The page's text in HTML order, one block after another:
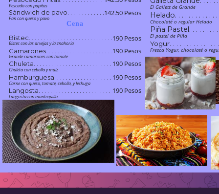
. . . . . . . . . . . . . . . . . . . . . .
. . . . . . . . . . . . . . . . . . . . . .
. . . . . . . . . . . . . . . . . . . . . .
. . . . . . . . . . . . . . . . . . . . . .
. . . . . . . . . . . . . . . . . . . . . .
. . . . . . . . . . . . . . . . . .
. . . . . . . . . . . . . . . . . . .
. . . . . . . . . . . . . . . . . . .
. . . . . . . . . . . . . . . . . . .
. . . . . . . . . . . . . . . . . . .
. . . . . . . . . . . . . . . . . . .
. . . . . . . . . . . . . . . . . . .
. . . . . . . . . . . . . . . . . . .
. . . . . . . . . . . . . . . . . . .
. . . . . . . . . . . . . . . . . . .
. . . . . . . . . . . . . . . . . . .
. . . . . . . . . . . . . . . . . . .
. . . . . . . . . . . . . . . .
. . . . . . . . . . . . . . . .
. . . . . . . . . . . . . . . .
. . . . . . . . . . . . . . . .
. . . . . . . . . . . . . . . .
. . . . . . . . . . . . . . . .
. . . . . . . . . . . . . . . .
. . . . . . . . . . . . . . . .
. . . . . . . . . . . . . . . .
. . . . . . . . . . . . . . . .
. . . . . . . . . . . . . . . .
. . . . . . . . . . . . . . . .
. . . . . . . . . . . . . . . .
. . . . . . . . . . . . . . . .
. . . . . . . . . . . . . . . .
. . . . . . . . . . . . . . . .
. . . . . . . . . . . . . . . .
. . . . . . . . . . . . . . . .
. . . . . . . . . . . .
. . . . . . . . . . . . . . . . . . .
. . . . . . . . . . . . . . . . . . .
. . . . . . . . . . . . . . . . . . .
. . . . . . . . . . . . . . . . . . .
. . . . . . . . . . . . . . . . . . .
. . . . . . . . . . . . . . . . . . .
. . . . . . . . . . . . . . . . . . .
. . . . . . . . . . . . . . . . . . .
. . . . . . . . . . . . . . . . . . .
. . . . . . . . . . . . . . . . . . .
. . . . . . . . . . . . . . . . . . .
. . . . . . . . . . . . . . . . . . .
. . . . . . . . . . . . . . . . . . .
. . . . . . . . . . . . . . . . . . .
. . . . . . . . . . . . . . . . . . .
. . . . . . . . . . . . . . . . . . .
. . . . . . . . . . . . . . . . . . .
. . . . . . . . . . . . . . . . . . .
. . . . . . . . . . . . . . . .
. . . . . . . . . . . . . . . . . . . . . . . . . . . .
. . . . . . . . . . . . . . . . . . . . . . . . . . . .
. . . . . . . . . . . . . . . . . . . . . . . . . . . .
. . . . . . . . . . . . . . . . . . . . . . . . . . . .
. . . . . . . . . . . . . . . . . . . . . . . . . . . .
. . . . . . . . . . . . . . . . . . . . . . . . . . . .
. . . . . . . . . . . . . . . . . . . . . . . . . . . .
. . . . . . . . . . . . . . . . . . . . . . . . . . . .
. . . . . . . . . . . . . . . . . . . . . . . . . . . .
. . . . . . . . . . . . . . . . . . . . . . . . . . . .
. . . . . . . . . . . . . . . . . . . . . . . . . . . .
. . . . . . . . . . . . . . . . . . . . . . . . . . . .
. . . . . . . . . . . . . . . . . . . . . . . . . . . .
. . . . . . . . . . . . . . . .
. . . . . . . . . . . . . . . .
. . . . . . . . . . . . . . . .
. . . . . . . . . . . . . . . .
. . . . . . . . . . . . . . . .
. . . . . . . . . . . . . . . .
. . . . . . . . . . . . . . . .
. . . . . . . . . . . . . . . .
. . . . . . . . . . . . . . . .
. . . . . . . . . . . . . . . .
. . . . . . . . . . . . . . . .
. . . . . . . . . . . . . . . .
. . . . . . . . . . . . . . . .
. . . . . . . . . . . . . . . .
. . . . . . . . . . . . . . . .
. . . . . . . . . . . . . . . .
. . . . . . . . . . . . . . . .
. . . . . . . . . . . . . . . .
. . . . . . . . . . . . . . . .
. . . . . . . . . . . . . . . .
. . . . . . . . . . . . . . . .
. . . . . . . . . . . . . . . .
. . . . . . . . . . . . . . . .
. . . . . . . . . . . . . . . .
. . . . . . . . . . . . . . . .
. . . . . . . . . . . . . . . .
. . . . . . . . . . . . . . . . . . . . . . . .
. . . . . . . . . . . . . . . . . . . . . . . .
. . . . . . . . . . . . . . . . . . . . . . . .
. . . . . . . . . . . . . . . . . . . . . . . .
. . . . . . . . . . . . . . . . . . . . . . . .
. . . . . . . . . . . . . . . . . . . . . . . .
. . . . . . . . . . . . . . . . . . . . . . . .
. . . . . . . . . . . . . . . . . . . . . . . .
. . . . . . . . . . . . . . . . . . . . . . . .
. . . . . . . . . . . . . . . . . . . . . . . .
. . . . . . . . . . . . . . . . . . . . . . . .
. . . . . . . . . . . . . . . . . . . . . . . .
. . . . . . . . . . . . . . . . . . . . . . . .
. . . . . . . . . . . . . . . . . . . . . . . .
. . . . . . . . . . . . . . . . . . . . . . . .
. . . . . . . . . . . . . . . . . . . . . . . .
. . . . . . . . . . . . . . . . . . . . . . . .
. . . . . . . . . . . . . . . . . . . . . . . .
. . . . . . . . . . . . . . . . . . . . . . . .
. . . . . . . . . . . . . . . . . . . . . . . .
. . . . . . . . . . . . . . . . . . . . . . . .
. . . . . . . . . . . . . . . . . . . . . . . .
. . . .
. . . . . . . . . . . . . . . . . . . . . .
. . . . . . . . . . . . . . . . . . . . . .
. . . . . . . . . . . . . . . . . . . . . .
. . . . . . . . . . . . . . . . . . . . . .
. . . . . . . . . . . . . . . . . . . . . .
. . . . . . . . . . . . . . . . . . . . . .
. . . . . . . . . . . . . . . . . . . . . .
. . . . . . . . . . . . . . . . . . . . . .
. . . . . . . . . . . . . . . . . . . . . .
. . . . . . . . . . . . . . . . . . . . . .
. . . . . . . . . . . . . . . . . . . . . .
. . . . . . . . . . . . . . . . . . . . . .
. . . . . . . . . . . . . . . . . . . . . .
. . . . . . . . . . . . . . . . . . . . . .
. . . . . . . . . . . . . . . . . . . . . .
. . . . . . . . . . . . . . . . . . . . . .
. . . . . . . . . . . . . . . . . . . . . .
. . . . . . . . . . . . . . . . . . . . . .
. . . . . . . . . . . . . . . . . . . . . .
. . . . . . . . . . . . . . . . . . . . . .
. . . . . . . . . . . . . . . . . . . . . .
. . . . . . . . . . . . . . . . . . . . . .
. . . . . . . . . . . . . . . . . . . . . .
. . . . . . . . . . . . . . . . . . . . . .
. . . . . . . . . . . . . . . . . . . . . .
. . . . . . . . . . . . . . . . . . . . . .
. . . . . . . . . . . . . . .
. . . . . . . . . . . . . . .
. . . . . . . . . . . . . . .
. . . . . . . . . . . . . . .
. . . . . . . . . . . . . . .
. . . . . . . . . . . . . . .
. . . . . . . . . . . . . . .
. . . . . . . . . . . . . . .
. . . . . . . . . . . . . . .
. . . . . . . . . . . . . . .
. . . . . . . . . . . . . . .
. . . . . . . . . . . . . . .
. . . . . . . . . . . . . . .
. . . . . . . . . . . . . . .
. . . . . . . . . . . . . . .
. . . . . . . . . . . . . . .
. . . . . . . . . . . . . . .
. . . . . . . . . . . . . . .
. . . . . . . . . . . . . . .
. . . . . . . . . . . . . . .
. . . . . . . . . . . . . . .
. . . . . . . . . . . . . . .
. . . . . . . . . . . . . . .
. . . . . . . . . . . . . . .
. . . . . . . . . . . . . . .
Pescado con papitas
Sándwich de pavo. . . . . . . . . . . . .
. . . . . . . . . . . . .
. . . . . . . . . . . . .
. . . . . . . . . . . . .
. . . . . . . . . . . . .
. . . . . . . . . . . . .
. . . . . . . . . . . . .
. . . . . . . . . . . . .
. . . . . . . . . . . . .
. . . . . . . . . . . . .
. . . . . . . . . . . . .
. . . . . . . . . . . . .
. . . . . . . . . . . . .
. . . . . . . . . . . . .
. . . . . . . . . . . . .
. . . . . . . . . . . . .
. . . . . . . . . . . . .
. . . . . . . . . . . . .
. . . . . . . . . . . . .
. . . . . . . . . . . . .
. . . . . . . . . . . . .
. . . . . . . . . . . . .
. . . . . . . . . . . . .
. . . . . . . . . . . . .
142.50 Pesos
Pan con queso y pavo
Cena
Bistec. . . . . . . . . . . . . . . . . . . . . . . . . . . . .
. . . . . . . . . . . . . . . . . . . . . . . . . . . . .
. . . . . . . . . . . . . . . . . . . . . . . . . . . . .
. . . . . . . . . . . . . . . . . . . . . . . . . . . . .
. . . . . . . . . . . . . . . . . . . . . . . . . . . . .
. . . . . . . . . . . . . . . . . . . . . . . . . . . . .
. . . . . . . . . . . . . . . . . . . . . . . . . . . . .
. . . . . . . . . . . . . . . . . . . . . . . . . . . . .
. . . . . . . . . . . . . . . . . . . . . . . . . . . . .
. . . . . . . . . . . . . . . . . . . . . . . . . . . . .
. . . . . . . . . . . . . . . . . . . . . . . . . . . . .
. . . . . . . . . . . . . . . . . . . . . . . . . . . . .
. . . . . . . . . . . . . . . . . . . . . . . . . . . . .
. . . . . . . . . . . . . . . . . . . . . . . . . . . . .
. . . . . . . . . . . . . . . . . . . . . . . . . . . . .
. . . . . . . . . . . . . . . . . . . . . . . . . . . . .
. . . . . . . . . . . . . . . . . . . . . . . . . . . . .
. . . . . . . . . . . . . . . . . . . . . . . . . . . . .
. . . . . . . . . . . . . . . . . . . . . . . . . . . . .
. . . . . . . . . . . . . . . . . . . . . . . . . . . . .
. . . . . . . . . . . . . . . . . . . . . . . . . . . . .
. . . . . . . . . . . . . . . . . . . . . . . . . . . . .
. . . . . . . . . . . . . . . . . . . . . . . . . . . . .
. . . .
190 Pesos
Bistec con las arvejas y la znahoria
Camarones. . . . . . . . . . . . . . . . . . . . . . .
. . . . . . . . . . . . . . . . . . . . . . .
. . . . . . . . . . . . . . . . . . . . . . .
. . . . . . . . . . . . . . . . . . . . . . .
. . . . . . . . . . . . . . . . . . . . . . .
. . . . . . . . . . . . . . . . . . . . . . .
. . . . . . . . . . . . . . . . . . . . . . .
. . . . . . . . . . . . . . . . . . . . . . .
. . . . . . . . . . . . . . . . . . . . . . .
. . . . . . . . . . . . . . . . . . . . . . .
. . . . . . . . . . . . . . . . . . . . . . .
. . . . . . . . . . . . . . . . . . . . . . .
. . . . . . . . . . . . . . . . . . . . . . .
. . . . . . . . . . . . . . . . . . . . . . .
. . . . . . . . . . . . . . . . . . . . . . .
. . . . . . . . . . . . . . . . . . . . . . .
. . . . . . . . . . . . . . . . . . . . . . .
. . . . . . . . . . . . . . . . . . . . . . .
. . . . . . . . . . . . . . . . . . . . . . .
. . . . . . . . . . . . . . . . . . . . . . .
. . . . . . . . . . . . . . . . . . . . . . .
. . . . . . . . . . . . . . . . . . . . . . .
190 Pesos
Grande camarones con tomate
Chuleta. . . . . . . . . . . . . . . . . . . . . . . . . . .
. . . . . . . . . . . . . . . . . . . . . . . . . . .
. . . . . . . . . . . . . . . . . . . . . . . . . . .
. . . . . . . . . . . . . . . . . . . . . . . . . . .
. . . . . . . . . . . . . . . . . . . . . . . . . . .
. . . . . . . . . . . . . . . . . . . . . . . . . . .
. . . . . . . . . . . . . . . . . . . . . . . . . . .
. . . . . . . . . . . . . . . . . . . . . . . . . . .
. . . . . . . . . . . . . . . . . . . . . . . . . . .
. . . . . . . . . . . . . . . . . . . . . . . . . . .
. . . . . . . . . . . . . . . . . . . . . . . . . . .
. . . . . . . . . . . . . . . . . . . . . . . . . . .
. . . . . . . . . . . . . . . . . . . . . . . . . . .
. . . . . . . . . . . . . . . . . . . . . . . . . . .
. . . . . . . . . . . . . . . . . . . . . . . . . . .
. . . . . . . . . . . . . . . . . . . . . . . . . . .
. . . . . . . . . . . . . . . . . . . . . . . . . . .
. . . . . . . . . . . . . . . . . . . . . . . . . . .
. . . . . . . . . . . . . . . . . . . . . . . . . . .
. . . . . . . . . . . . . . . . . . . . . . . . . . .
190 Pesos
Chuleta con cebolla y maíz
Hamburguesa
. . . . . . . . . . . . . . . . . . . .
. . . . . . . . . . . . . . . . . . . .
. . . . . . . . . . . . . . . . . . . .
. . . . . . . . . . . . . . . . . . . .
. . . . . . . . . . . . . . . . . . . .
. . . . . . . . . . . . . . . . . . . .
. . . . . . . . . . . . . . . . . . . .
. . . . . . . . . . . . . . . . . . . .
. . . . . . . . . . . . . . . . . . . .
. . . . . . . . . . . . . . . . . . . .
. . . . . . . . . . . . . . . . . . . .
. . . . . . . . . . . . . . . . . . . .
. . . . . . . . . . . . . . . . . . . .
. . . . . . . . . . . . . . . . . . . .
. . . . . . . . . . . . . . . . . . . .
190 Pesos
Carne con queso, tomate, cebolla, y lechuga
Langosta. . . . . . . . . . . . . . . . . . . . . . . . .
. . . . . . . . . . . . . . . . . . . . . . . . .
. . . . . . . . . . . . . . . . . . . . . . . . .
. . . . . . . . . . . . . . . . . . . . . . . . .
. . . . . . . . . . . . . . . . . . . . . . . . .
. . . . . . . . . . . . . . . . . . . . . . . . .
. . . . . . . . . . . . . . . . . . . . . . . . .
. . . . . . . . . . . . . . . . . . . . . . . . .
. . . . . . . . . . . . . . . . . . . . . . . . .
. . . . . . . . . . . . . . . . . . . . . . . . .
. . . . . . . . . . . . . . . . . . . . . . . . .
. . . . . . . . . . . . . . . . . . . . . . . . .
. . . . . . . . . . . . . . . . . . . . . . . . .
. . . . . . . . . . . . . . . . . . . . . . . . .
. . . . . . . . . . . . . . . . . . . . . . . . .
190 Pesos
Langosta con mantequilla
. . . . . . . . .
. . . . . . . . .
. . . . . . . . .
. . . . . . . . .
. . . . . . .
. . . . . . . . . .
. . . . . . . . . .
. . . . . . . . .
. . . . . . . . . .
. . . . . . . . . .
. . . . . . . . . .
. . . . . . . . . . . .
. . . . . . . . . . . .
. . . . . . . . . . . .
. . . . . . . . . . . .
. . . . . . . . . .
. . . . . . . . . . . .
. . . . . . . . . . . .
. . . . . . . . . . . .
. . . . . . . . . . . .
. . . . . . . . . . . .
. . . . . . . . . . . .
. . . . . . . . . .
. . . . . . . . . . . . . . . .
. . . . . . . . . . . . . . . .
. . . . . . . . . . . . . . . .
. . . . . . . . . . . . . . . .
. . . . . . . . . . . . . . . .
. . . . . . . . . . . . . . . .
. . . . . . . . . . . . . .
. . . . . . . . . . . . . .
. . . . . . . . . . . . . .
. . . . . . . . . . . . . .
. . . . . . . . . . . . . .
. . . . . . . . . . . . . .
. . . . . . . . . . . . . .
. . . . . . . . . . . . . .
. . . . . . . . . . . . . .
. . . . . . . . . . . . . .
. . . . . . . . . . . . . .
. . . . . . . . . . . . . .
. . . . . . . . . . . . .
. . . . . . . . . . . . .
. . . . . . . . . . . . .
. . . . . . . . . . . . .
. . . . . . . . . . . . .
. . . . . . . . . . . . .
. . . . . . . . . . . . .
. . . . . . . . . . . . .
. . . . . . . . . . . . .
. . . . . . . . . . . . .
. . . . . . . . . . . . .
. . . . . . . . . . . . .
. . . . . . . . . . . . .
. . . . . . . . . . . .
. . . . . . . . . . . .
. . . . . . . . . . . . .
. . . .
. . . . . . . . . . . . .
. . . . . . . . . . . . .
. . . . . . . . . . . . .
. . . . . . . . . . . . .
. . . . . . . . . . . . .
. . . . . . . . . . . . .
. . . . . . . . . . . . .
. . . . . . . . . . . . .
. . . . . . . . . . . . .
. . . . . . . . . . . . .
. . . . . . . . . . . . .
. . . . . . . . . . . . .
. . . . . . . . . . . . .
. . . . . . . . . . . . .
. . . . . . . . . . . . .
. . . . . . . . . . . . .
. . . . . . . . . . . . .
. . . . . . . . . . . . .
. . . .
. . . . . . . . . . .
. . . . . . . . . . .
. . . . . . . . . . .
. . . . . . . . . . .
. . . . . . . . . . .
. . . . . . . . . . .
. . . . . . . . . . .
. . . . . . . . . . .
. . . . . . . . . . .
. . . . . . . . . . .
. . . . . . . . . .
. . . . . . . . . .
. . . . . . . . . . .
. . . . . . . . . . .
. . . . . . . . . . .
. . . . . . . . . . .
. . . . . . . . . . .
. . . . . . . . . . .
. . . . . . . . . . .
. . . . . . . . . . .
. . . . . . . . . . .
. . . . . . . . . . . . . . .
. . . . . . . . . . . . . . .
. . . . . . . . . . . . . . .
. . . . . . . . . . . . . . .
. . . . . . . . . . . . . . .
. . . . . . . . . . . . . . .
. . . . . . . . . . . . . . .
. . . . . . . . . . . . . . .
. . . . . . . . . . . . . . .
. . . . . . . . . . . . . . .
. . . . . . . . . . . . . . .
. . . . . . . . . . . . . . .
. . . . . . . . . . . . . . .
. . . . . . . . . . . . . .
. . . . . . . . . . . . . . .
. . . . . . . . . . . . . . .
. . . . . . . . . . . . . . .
. . . . . . . . . . . . . . .
. . . . . . . . . . . . . . .
. . . . . . . . . . . . . . .
. . . . . . . . . . . . .
. . . . . . . . . . . . .
. . . . . . . . . . . . .
. . . . . . . . . . . . .
. . . . . . . . . . . . .
. . . . . . . . . . . . .
. . . . . . . . . . . . .
. . . . . . . . . . . . .
. . . . . . . . . . . . .
. . . . . . . . . . . . .
. . . . . . . . . . . . .
. . . . . . . . . . . . .
. . . . . . . . . . . .
. . . . . . . . . . . . .
. . . . . . . . . . . . .
. . . . . . . . . . . . .
. . . . . . . . . . . . .
. . . . . . . . . . . . .
. . . . . . . . . . . . .
. . . . . . . . . . . . .
. . . . . . . . . . . . .
. . . . . . . . . . . . .
. . . . . . . . . . . . .
. . . . . . . . . . . . .
. . . . . . . . . . . .
. . . .
. . . . .
. . . . .
. . . . .
. . . . .
. . . . .
. . . . .
. . . . .
. . . . .
. . . .
. . . . .
. . . . .
. . . . .
. . . . .
. . . . .
. . . . .
. . . . .
. . . . .
. . . . .
. . . . .
. . . . .
. . . . .
. . . .
. . . . .
El Gallets de Grande
Helado. . . . . . . . . . . .
. . . . . . . . . . . .
. . . . . . . . . . . .
. . . . . . . . . . . .
. . . . . . . . . . . .
. . . . . . . . . . . .
. . . . . . . . . . . .
. . . . . . . . . . . .
. . . . . . . . . . . .
. . . . . . . . . . . .
. . . . . . . . . . . .
. . . . . . . . . . . .
. . . . . . . . . . . .
. . . . . . . . . . . .
. . . . . . . . . . . .
. . . . . . . . . . . .
. . . . . . . . . . . .
. . . . . . . . . . . .
. . . . . . . . . . . .
. . . . . . . . . . . .
. . . . . . . . . . . .
. . . . . . . . . . . .
. . . . . . . . . . . .
. . . . . . . . . . . .
. . . . . . . . . . . .
Chocolaté o regular Helado
Piña Pastel. . . . . . . .
. . . . . . . .
. . . . . . . .
. . . . . . . .
. . . . . . . .
. . . . . . . .
. . . . . . . .
. . . . . . . .
. . . . . . . .
. . . . . . . .
. . . . . . . .
. . . . . . . .
. . . . . . . .
. . . . . . .
. . . . . . . .
. . . . . . . .
. . . . . . . .
. . . . . . . .
. . . . . . . .
. . . . . . . .
. . . . . . . .
. . . . . . . .
. . . . . . . .
. . . . . . . .
El pastel de Piña
Yogur
. . . . . . . . . . . . . .
. . . . . . . . . . . . . .
. . . . . . . . . . . . . .
. . . . . . . . . . . . . .
. . . . . . . . . . . . . .
. . . . . . . . . . . . . .
. . . . . . . . . . . . . .
. . . . . . . . . . . . .
. . . . . . . . . . . . .
. . . . . . . . . . . . . .
. . . . . . . . . . . . . .
. . . . . . . . . . . . . .
. . . . . . . . . . . . . .
. . . . . . . . . . . . . .
. . . . . . . . . . . . . .
. . . . . . . . . . . . . .
. . . . . . . . . . . . . .
. . . . . . . . . . . . .
. . . . . . . . . . . . . .
. . . . . . . . . . . . .
. . . . . . . . . . . . . .
. . . . . . . . . . . . . .
. . . . . . . . . . . . . .
Fresca Yogur, chocolaté o